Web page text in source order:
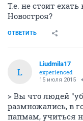
Т.е. не стоит
Новостроя?
ОТВЕТИТЬ
L
Liudmila17
experienced
15 июля 2015
> Вы что людей
размножались, в
папмам, учиться